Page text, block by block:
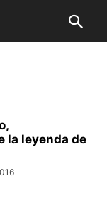
la leyenda de